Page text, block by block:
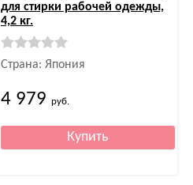
для стирки рабочей одежды,
4,2 кг.
Страна: Япония
4 979 руб.